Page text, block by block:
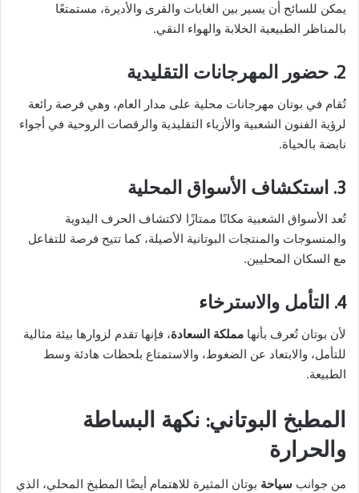
يمكن للسائح أن يسير بين الغابات والقرى والأديرة، مستمتعًا
بالمناظر الطبيعية الخلابة والهواء النقي.
2. حضور المهرجانات التقليدية
تُقام في بوتان مهرجانات محلية على مدار العام، وهي فرصة رائعة
لرؤية الفنون الشعبية والأزياء التقليدية والرقصات الروحية في أجواء
نابضة بالحياة.
3. استكشاف الأسواق المحلية
تُعد الأسواق الشعبية مكانًا ممتازًا لاكتشاف الحرف اليدوية
والمنسوجات والمنتجات البوتانية الأصيلة، كما تتيح فرصة للتفاعل
مع السكان المحليين.
4. التأمل والاسترخاء
لأن بوتان تُعرف بأنها مملكة السعادة، فإنها تقدم لزوارها بيئة مثالية
للتأمل، والابتعاد عن الضغوط، والاستمتاع بلحظات هادئة وسط
الطبيعة.
المطبخ البوتاني: نكهة البساطة
والحرارة
من جوانب سياحة بوتان المثيرة للاهتمام أيضًا المطبخ المحلي، الذي